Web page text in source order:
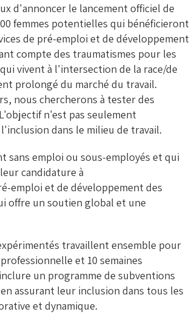
d'annoncer le lancement officiel de
femmes potentielles qui bénéficieront
de pré-emploi et de développement
compte des traumatismes pour les
vivent à l'intersection de la race/de
prolongé du marché du travail.
nous chercherons à tester des
n'est pas seulement
dans le milieu de travail.
sans emploi ou sous-employés et qui
candidature à
emploi et de développement des
offre un soutien global et une
travaillent ensemble pour
et 10 semaines
un programme de subventions
assurant leur inclusion dans tous les
et dynamique.